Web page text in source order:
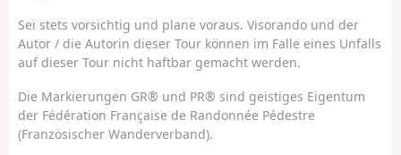
Sei stets vorsichtig und plane voraus. Visorando und der
Autor / die Autorin dieser Tour können im Falle eines Unfalls
auf dieser Tour nicht haftbar gemacht werden.
Die Markierungen GR® und PR® sind geistiges Eigentum
der Fédération Française de Randonnée Pédestre
(Französischer Wanderverband).